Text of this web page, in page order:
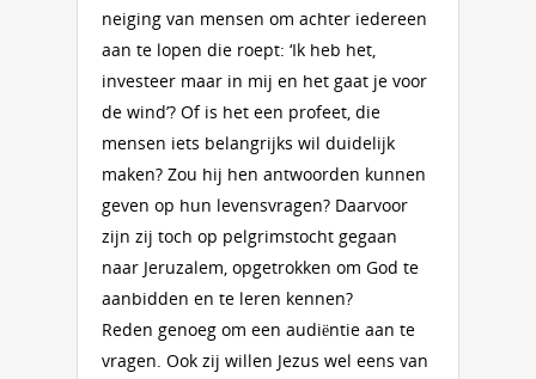
neiging van mensen om achter iedereen
aan te lopen die roept: ‘Ik heb het,
investeer maar in mij en het gaat je voor
de wind’? Of is het een profeet, die
mensen iets belangrijks wil duidelijk
maken? Zou hij hen antwoorden kunnen
geven op hun levensvragen? Daarvoor
zijn zij toch op pelgrims­tocht gegaan
naar Jeruzalem, opgetrokken om God te
aanbidden en te leren kennen?
Re­den ge­noeg om een audiëntie aan te
vra­gen. Ook zij wil­len Jezus wel eens van